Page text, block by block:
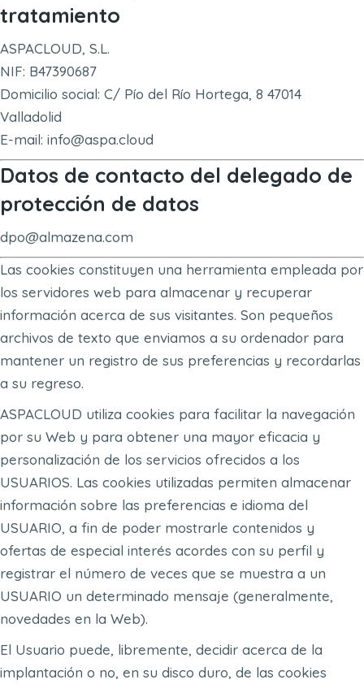
tratamiento
ASPACLOUD, S.L.
NIF: B47390687
Domicilio social: C/ Pío del Río Hortega, 8 47014
Valladolid
E-mail: info@aspa.cloud
Datos de contacto del delegado de
protección de datos
dpo@almazena.com
Las cookies constituyen una herramienta empleada por
los servidores web para almacenar y recuperar
información acerca de sus visitantes. Son pequeños
archivos de texto que enviamos a su ordenador para
mantener un registro de sus preferencias y recordarlas
a su regreso.
ASPACLOUD utiliza cookies para facilitar la navegación
por su Web y para obtener una mayor eficacia y
personalización de los servicios ofrecidos a los
USUARIOS. Las cookies utilizadas permiten almacenar
información sobre las preferencias e idioma del
USUARIO, a fin de poder mostrarle contenidos y
ofertas de especial interés acordes con su perfil y
registrar el número de veces que se muestra a un
USUARIO un determinado mensaje (generalmente,
novedades en la Web).
El Usuario puede, libremente, decidir acerca de la
implantación o no, en su disco duro, de las cookies